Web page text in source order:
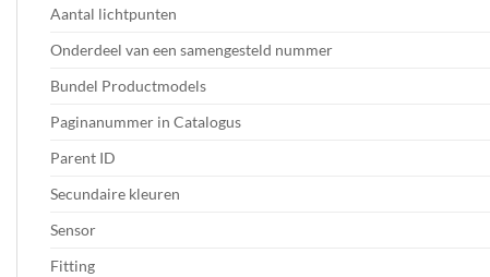
Aantal lichtpunten
Onderdeel van een samengesteld nummer
Bundel Productmodels
Paginanummer in Catalogus
Parent ID
Secundaire kleuren
Sensor
Fitting